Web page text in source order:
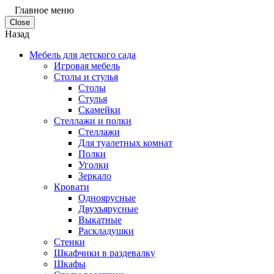
Главное меню
Close
Назад
Мебель для детского сада
Игровая мебель
Столы и стулья
Столы
Стулья
Скамейки
Стеллажи и полки
Стеллажи
Для туалетных комнат
Полки
Уголки
Зеркало
Кровати
Одноярусные
Двухъярусные
Выкатные
Раскладушки
Стенки
Шкафчики в раздевалку
Шкафы